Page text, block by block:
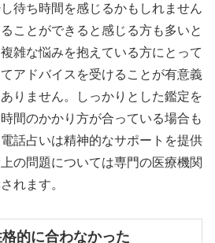
待ち時間を感じるかもしれません
ことができると感じる方も多いと
雑な悩みを抱えている方にとって
アドバイスを受けることが有意義
りません。しっかりとした鑑定を
間のかかり方が合っている場合も
話占いは精神的なサポートを提供
の問題については専門の医療機関
れます。
的に合わなかった